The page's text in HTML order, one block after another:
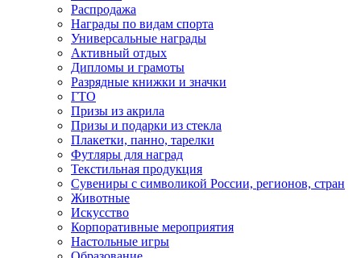
Распродажа
Награды по видам спорта
Универсальные награды
Активный отдых
Дипломы и грамоты
Разрядные книжки и значки
ГТО
Призы из акрила
Призы и подарки из стекла
Плакетки, панно, тарелки
Футляры для наград
Текстильная продукция
Сувениры с символикой России, регионов, стран
Животные
Искусство
Корпоративные мероприятия
Настольные игры